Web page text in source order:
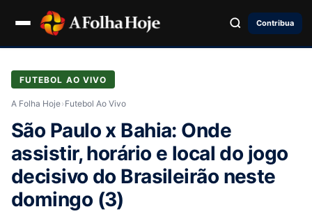
Contribua
FUTEBOL AO VIVO
A Folha Hoje› Futebol Ao Vivo
São Paulo x Bahia: Onde
assistir, horário e local do jogo
decisivo do Brasileirão neste
domingo (3)